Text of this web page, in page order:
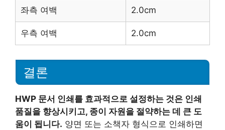
좌측 여백 2.0cm
우측 여백 2.0cm
결론
HWP 문서 인쇄를 효과적으로 설정하는 것은 인쇄
품질을 향상시키고, 종이 자원을 절약하는 데 큰 도
움이 됩니다. 양면 또는 소책자 형식으로 인쇄하면